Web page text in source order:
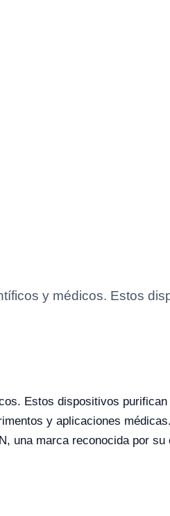
y médicos. Estos
Estos dispositivos
y aplicaciones
una marca reconocida por su